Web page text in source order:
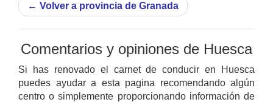
← Volver a provincia de Granada
Comentarios y opiniones de Huesca
Si has renovado el carnet de conducir en Huesca
puedes ayudar a esta pagina recomendando algún
centro o simplemente proporcionando información de